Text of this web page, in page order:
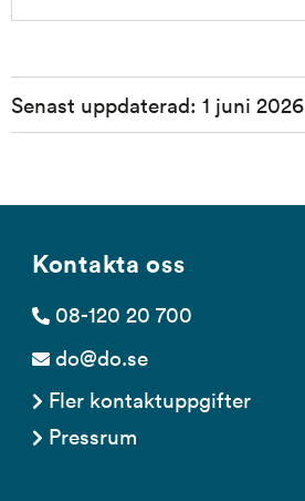
Sidinformation
Senast uppdaterad: 1 juni 2026
Kontakta oss
08-120 20 700
do@do.se
Fler kontaktuppgifter
Pressrum